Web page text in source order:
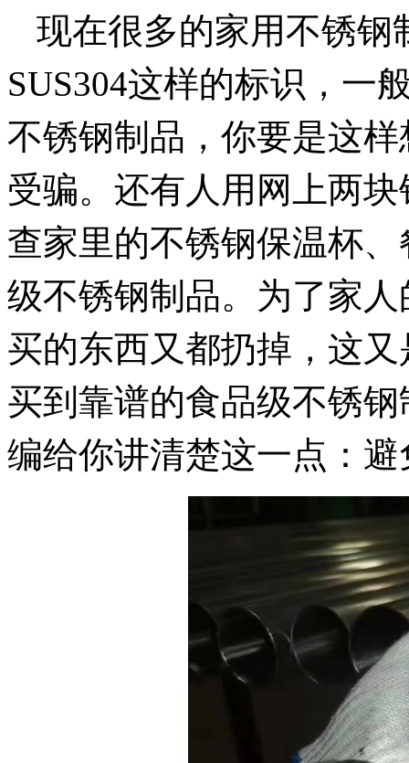
现在很多的家用不锈钢
SUS304这样的标识，一
不锈钢制品，你要是这
受骗。还有人用网上两
查家里的不锈钢保温杯
级不锈钢制品。为了家
买的东西又都扔掉，这
买到靠谱的食品级不锈
编给你讲清楚这一点：